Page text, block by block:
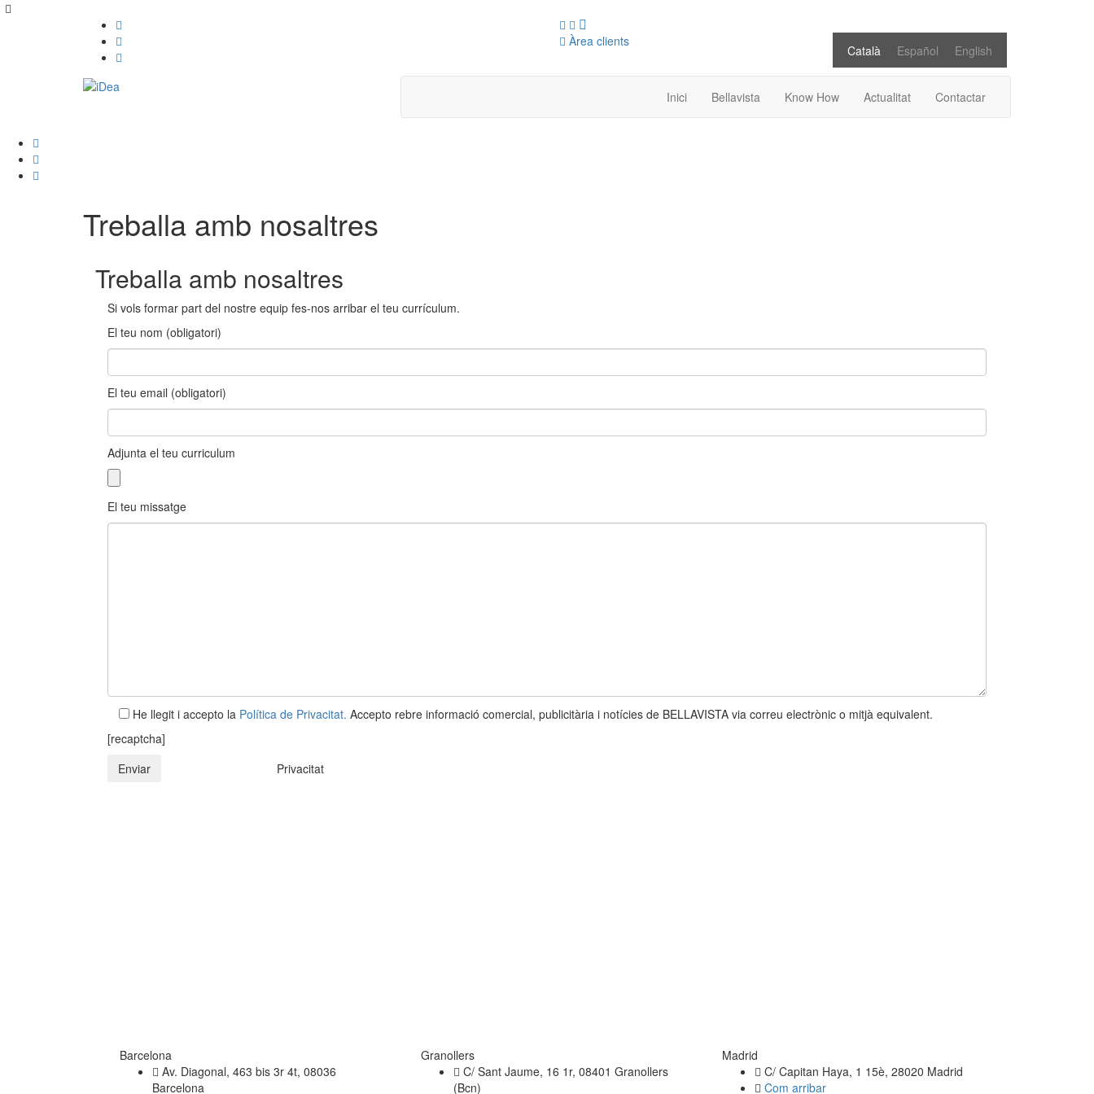
Català Español English
Àrea clients
Inici Bellavista Know How Actualitat Contactar
Treballa amb nosaltres
Treballa amb nosaltres
Si vols formar part del nostre equip fes-nos arribar el teu currículum.
El teu nom (obligatori)
El teu email (obligatori)
Adjunta el teu curriculum
El teu missatge
He llegit i accepto la Política de Privacitat. Accepto rebre informació comercial, publicitària i notícies de BELLAVISTA via correu electrònic o mitjà equivalent.
[recaptcha]
Privacitat
Barcelona
Av. Diagonal, 463 bis 3r 4t, 08036
Barcelona
Granollers
C/ Sant Jaume, 16 1r, 08401 Granollers
(Bcn)
Madrid
C/ Capitan Haya, 1 15è, 28020 Madrid
Com arribar